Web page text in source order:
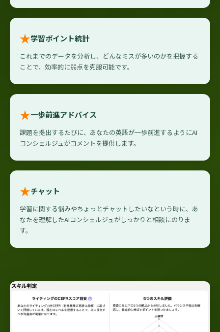
★学習ポイント統計
これまでのデータを分析し、どんなミスが多いのかを把握する
ことで、効率的に弱点を克服可能です。
★一歩前進アドバイス
課題を提出するたびに、あなたの英語が一歩前進するようにAI
コンシェルジュがコメントを提供します。
★チャット
学習に関する悩みやちょっとチャットしたいなという時に、あ
なたを理解したAIコンシェルジュがしっかりと相談にのりま
す。